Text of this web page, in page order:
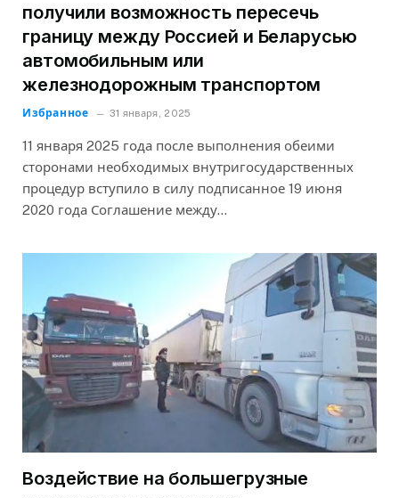
получили возможность пересечь
границу между Россией и Беларусью
автомобильным или
железнодорожным транспортом
Избранное 31 января, 2025
11 января 2025 года после выполнения обеими
сторонами необходимых внутригосударственных
процедур вступило в силу подписанное 19 июня
2020 года Соглашение между…
Воздействие на большегрузные